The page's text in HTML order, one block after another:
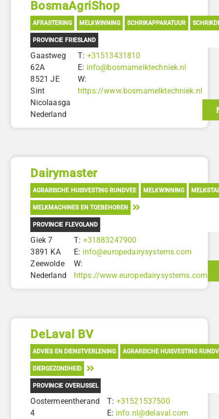
BosmaAgriShop
AFRASTERING MELKWINNING SCHRIKAPPARATUUR
PROVINCIE FRIESLAND
Gaastweg
62A
8521 JE
Sint
Nicolaasga
Nederland
T: +31513431810
E: info@bosmamelktechniek.nl
W:
https://www.bosmamelktechniek.nl
Dairymaster
AGRARISCHE HUISVESTING RUNDVEE MELKWINNING
MELKMACHINES EN TOEBEHOREN
PROVINCIE FLEVOLAND
Giek 7
3891 KA
Zeewolde
Nederland
T: +31883247900
E: info@europedairysystems.com
W:
https://www.europedairysystems.com
DeLaval BV
ADVIES EN DIENSTVERLENING AGRARISCHE HUISVESTING
DIERGEZONDHEID
PROVINCIE OVERIJSSEL
Oostermeentherand
4
T: +31521537500
E: info.nl@delaval.com